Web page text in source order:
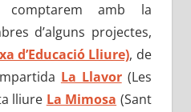
comptarem amb la
d’alguns projectes,
d’Educació Lliure), de
La Llavor(Les
lliure La Mimosa (Sant